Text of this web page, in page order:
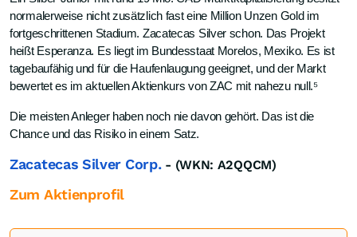
normalerweise nicht zusätzlich fast eine Million Unzen Gold im
fortgeschrittenen Stadium. Zacatecas Silver schon. Das Projekt
heißt Esperanza. Es liegt im Bundesstaat Morelos, Mexiko. Es ist
tagebaufähig und für die Haufenlaugung geeignet, und der Markt
bewertet es im aktuellen Aktienkurs von ZAC mit nahezu null.⁵
Die meisten Anleger haben noch nie davon gehört. Das ist die
Chance und das Risiko in einem Satz.
Zacatecas Silver Corp. - (WKN: A2QQCM)
Zum Aktienprofil